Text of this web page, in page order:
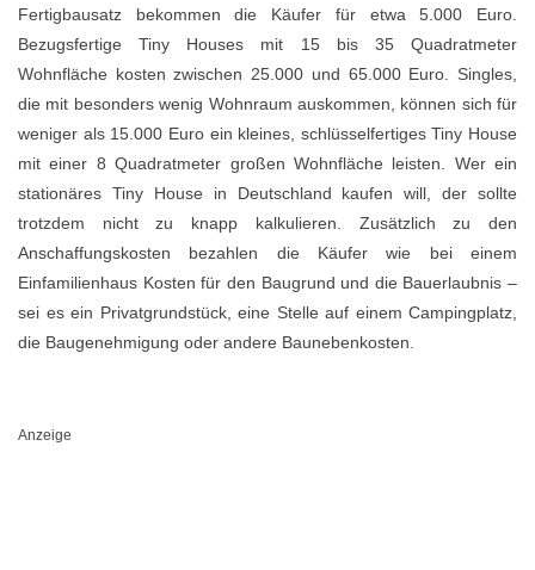
Fertigbausatz bekommen die Käufer für etwa 5.000 Euro.
Bezugsfertige Tiny Houses mit 15 bis 35 Quadratmeter
Wohnfläche kosten zwischen 25.000 und 65.000 Euro. Singles,
die mit besonders wenig Wohnraum auskommen, können sich für
weniger als 15.000 Euro ein kleines, schlüsselfertiges Tiny House
mit einer 8 Quadratmeter großen Wohnfläche leisten. Wer ein
stationäres Tiny House in Deutschland kaufen will, der sollte
trotzdem nicht zu knapp kalkulieren. Zusätzlich zu den
Anschaffungskosten bezahlen die Käufer wie bei einem
Einfamilienhaus Kosten für den Baugrund und die Bauerlaubnis –
sei es ein Privatgrundstück, eine Stelle auf einem Campingplatz,
die Baugenehmigung oder andere Baunebenkosten.
Anzeige